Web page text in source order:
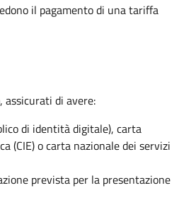
il pagamento di una tariffa
assicurati di avere:
di identità digitale), carta
(CIE) o carta nazionale dei servizi
prevista per la presentazione